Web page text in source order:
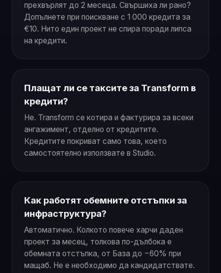
прехвърлят до 2 месеца. Свършиха ли рано?
Допълнете при поискване с 1 000 кредита за
€10. Нито един проект не спира поради липса
на кредити.
Плащат ли се таксите за Transform в
кредити?
Не. Transform се котира и фактурира за всеки
ангажимент, отделно от кредитите.
Кредитите покриват само това, което
самостоятелно използвате в Studio.
Как работят обемните отстъпки за
инфраструктура?
Автоматично. Колкото повече харчи даден
проект за месец, толкова по-дълбока е
обемната отстъпка, от База до −60% при
мащаб. Не е необходимо да кандидатствате.